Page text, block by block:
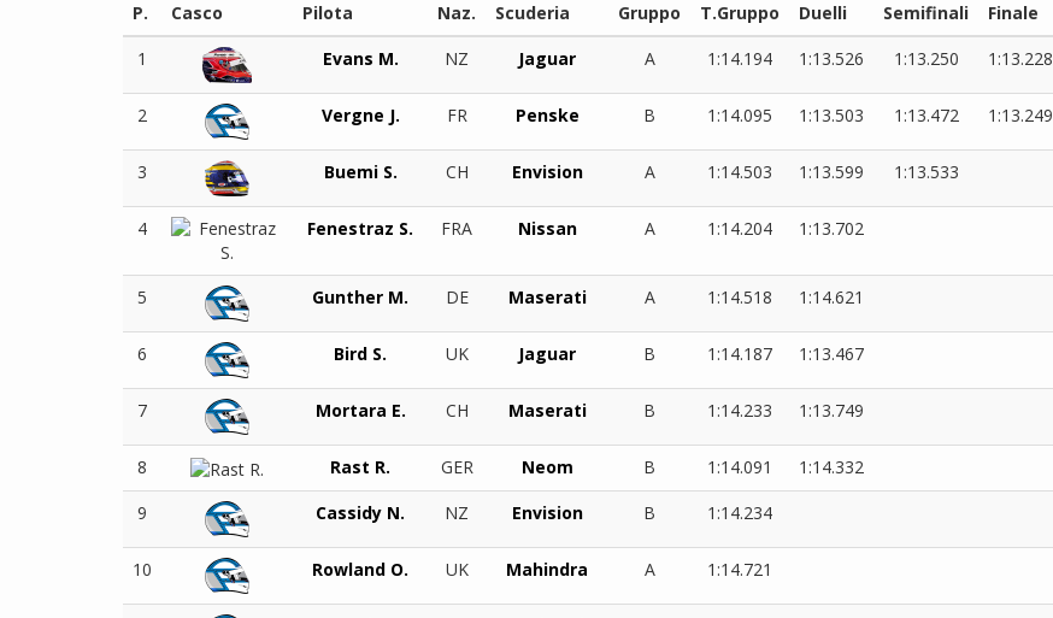
P. Casco Pilota Naz. Scuderia Gruppo T.Gruppo Duelli Semifinali
Finale
1
Evans M. NZ Jaguar A 1:14.194 1:13.526 1:13.250 1:13.228
2 Vergne J. FR Penske B 1:14.095 1:13.503 1:13.472 1:13.249
3 Buemi S. CH Envision A 1:14.503 1:13.599 1:13.533
4 Fenestraz S. FRA Nissan A 1:14.204 1:13.702
5 Gunther M. DE Maserati A 1:14.518 1:14.621
6 Bird S. UK Jaguar B 1:14.187 1:13.467
7 Mortara E. CH Maserati B 1:14.233 1:13.749
8 Rast R. GER Neom B 1:14.091
1:14.332
9
Cassidy N. NZ Envision B 1:14.234
10 Rowland O. UK Mahindra A 1:14.721